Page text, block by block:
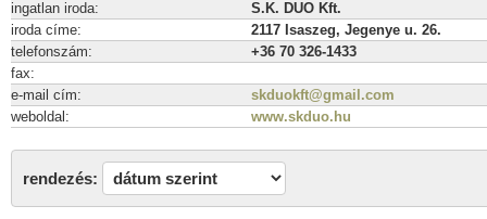
ingatlan iroda:
S.K. DUO Kft.
iroda címe:
2117 Isaszeg, Jegenye u. 26.
telefonszám:
+36 70 326-1433
fax:
e-mail cím:
skduokft@gmail.com
weboldal:
www.skduo.hu
rendezés: